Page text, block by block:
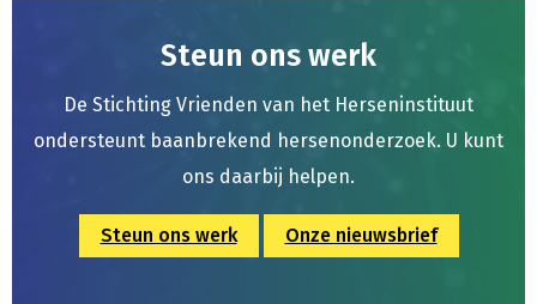
Steun ons werk
De Stichting Vrienden van het Herseninstituut
ondersteunt baanbrekend hersenonderzoek. U kunt
ons daarbij helpen.
Steun ons werk Onze nieuwsbrief